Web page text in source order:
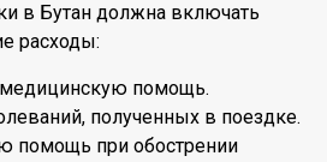
в Бутан должна включать
расходы:
помощь.
полученных в поездке.
помощь при обострении